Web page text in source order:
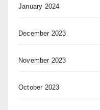
January 2024
December 2023
November 2023
October 2023